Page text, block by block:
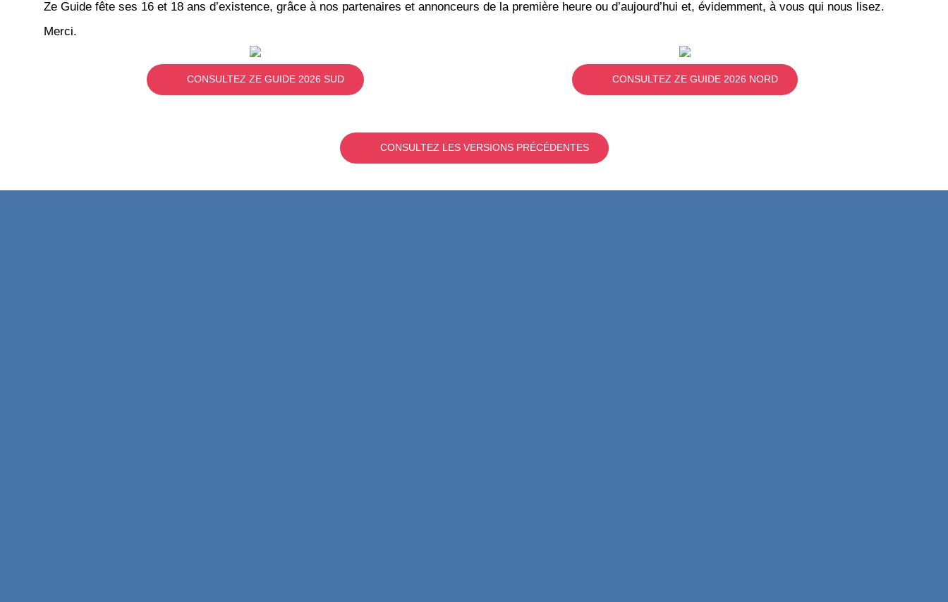
Ze Guide fête ses 16 et 18 ans d’existence, grâce à nos partenaires et annonceurs de la première heure ou d’aujourd’hui et, évidemment, à vous qui nous lisez.
Merci.
CONSULTEZ ZE GUIDE 2026 SUD CONSULTEZ ZE GUIDE 2026 NORD
CONSULTEZ LES VERSIONS PRÉCÉDENTES